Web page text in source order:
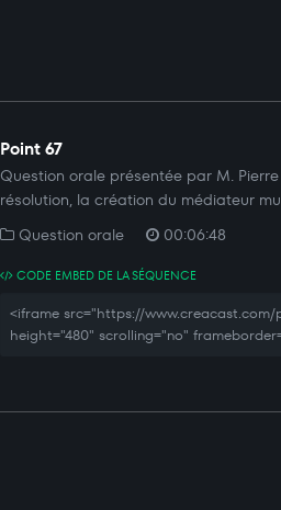
Point 67
Question orale présentée par M.
résolution, la création du médiateur
Question orale
00:06:48
CODE EMBED DE LA SÉQUENCE
<iframe src="https://www.creacast.com/
height="480" scrolling="no"